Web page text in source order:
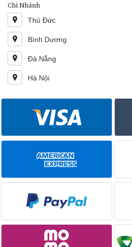
Chi Nhánh
Thủ Đức
Bình Dương
Đà Nẵng
Hà Nội